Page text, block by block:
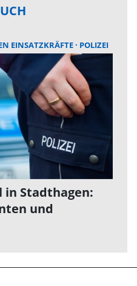
EINSATZKRÄFTE POLIZEI
in Stadthagen:
und